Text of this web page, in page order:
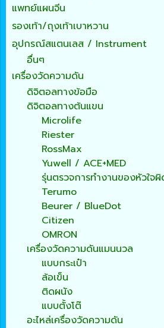
แพทย์แผนจีน
รองเท้า/ถุงเท้าเบาหวาน
อุปกรณ์สแตนเลส / Instrument
อื่นๆ
เครื่องวัดความดัน
ดิจิตอลทางข้อมือ
ดิจิตอลทางต้นแขน
Microlife
Riester
RossMax
Yuwell / ACE+MED
รุ่นตรวจการทำงานของหัวใจ
Terumo
Beurer / BlueDot
Citizen
OMRON
เครื่องวัดความดันแมนนวล
แบบกระเป๋า
ล้อเข็น
ติดผนัง
แบบตั้งโต๊
อะไหล่เครื่องวัดความดัน